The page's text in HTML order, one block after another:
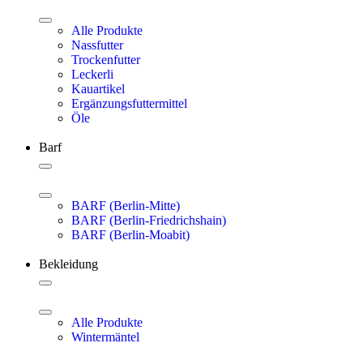
Alle Produkte
Nassfutter
Trockenfutter
Leckerli
Kauartikel
Ergänzungsfuttermittel
Öle
Barf
BARF (Berlin-Mitte)
BARF (Berlin-Friedrichshain)
BARF (Berlin-Moabit)
Bekleidung
Alle Produkte
Wintermäntel